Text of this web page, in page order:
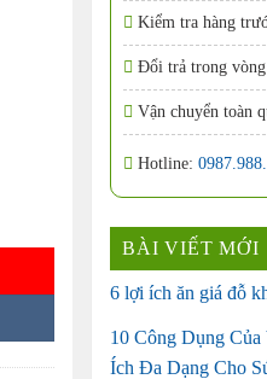
Kiểm tra hàng
Đổi trả trong
Vận chuyển toàn
Hotline:
BÀI VIẾT MỚI
6 lợi ích ăn giá đỗ
10 Công Dụng
Ích Đa Dạng Cho